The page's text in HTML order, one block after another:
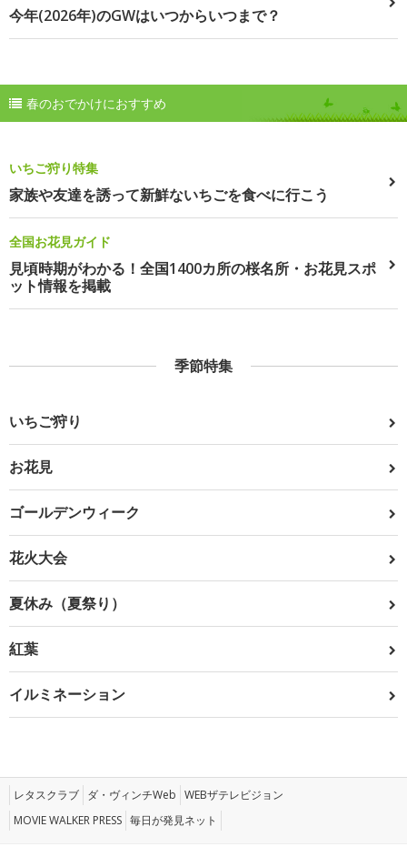
今年(2026年)のGWはいつからいつまで？
春のおでかけにおすすめ
いちご狩り特集
家族や友達を誘って新鮮ないちごを食べに行こう
全国お花見ガイド
見頃時期がわかる！全国1400カ所の桜名所・お花見スポ
ット情報を掲載
季節特集
いちご狩り
お花見
ゴールデンウィーク
花火大会
夏休み（夏祭り）
紅葉
イルミネーション
レタスクラブ ダ・ヴィンチWeb WEBザテレビジョン
MOVIE WALKER PRESS 毎日が発見ネット